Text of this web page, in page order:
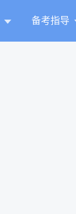
备考指导